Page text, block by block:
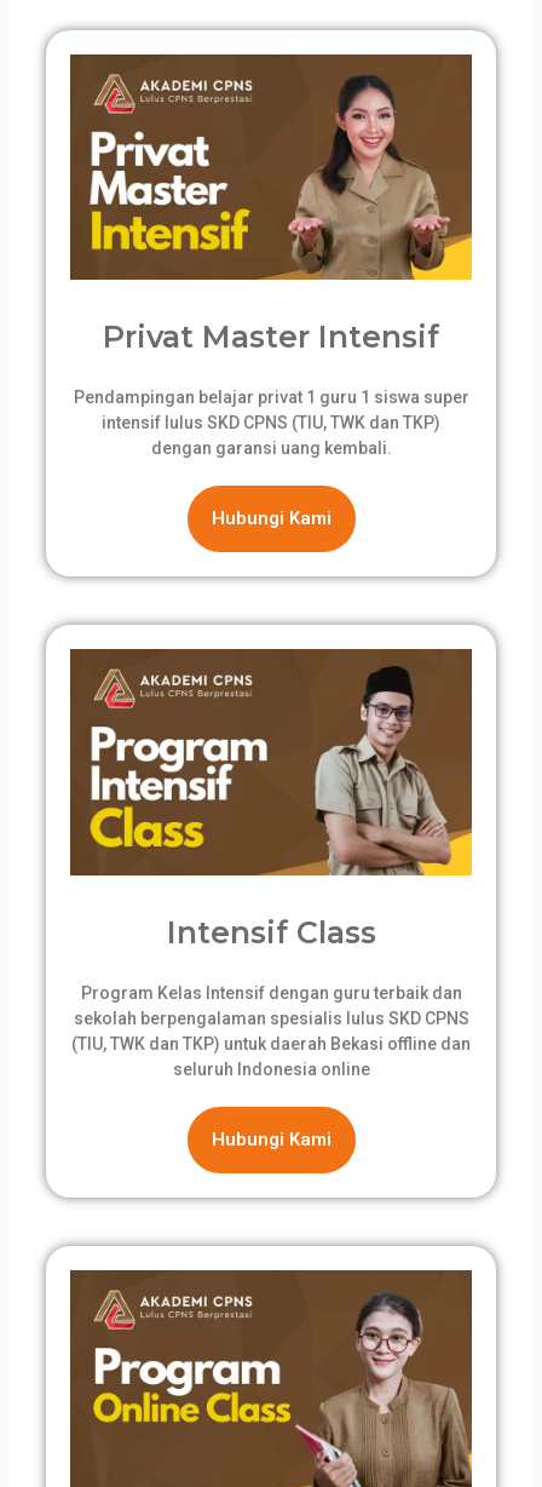
Privat Master Intensif
Pendampingan belajar privat 1 guru 1 siswa super
intensif lulus SKD CPNS (TIU, TWK dan TKP)
dengan garansi uang kembali.
Hubungi Kami
Intensif Class
Program Kelas Intensif dengan guru terbaik dan
sekolah berpengalaman spesialis lulus SKD CPNS
(TIU, TWK dan TKP) untuk daerah Bekasi offline dan
seluruh Indonesia online
Hubungi Kami